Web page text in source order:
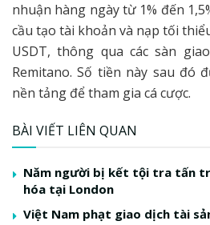
nhuận hàng ngày từ 1% đến
cầu tạo tài khoản và nạp tối
USDT, thông qua các sàn
Remitano. Số tiền này sau đó
nền tảng để tham gia cá cược.
BÀI VIẾT LIÊN QUAN
Năm người bị kết tội tra tấn
hóa tại London
Việt Nam phạt giao dịch tài